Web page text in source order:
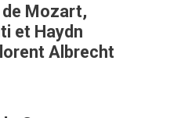
Mozart,
et Haydn
Albrecht